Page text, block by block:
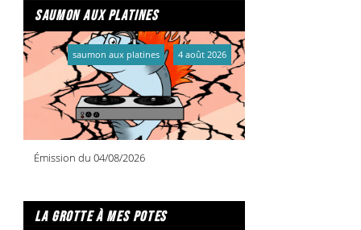
saumon aux platines
Émission du 04/08/2026
saumon aux platines 4 août 2026
la grotte à mes potes